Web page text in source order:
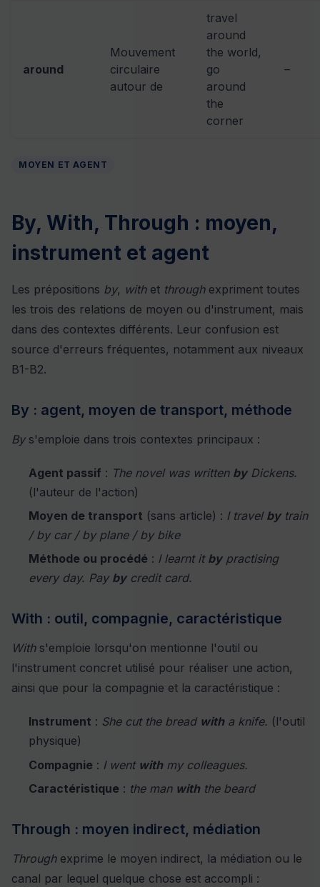
around
Mouvement
circulaire
autour de
travel
around
the world,
go
around
the
corner
–
MOYEN ET AGENT
By, With, Through : moyen,
instrument et agent
Les prépositions by, withet throughexpriment toutes
les trois des relations de moyen ou d'instrument, mais
dans des contextes différents. Leur confusion est
source d'erreurs fréquentes, notamment aux niveaux
B1-B2.
By : agent, moyen de transport, méthode
Bys'emploie dans trois contextes principaux :
Agent passif : The novel was written byDickens.
(l'auteur de l'action)
Moyen de transport (sans article) : I travel bytrain
/ by car / by plane / by bike
Méthode ou procédé : I learnt it bypractising
every day. Pay bycredit card.
With : outil, compagnie, caractéristique
Withs'emploie lorsqu'on mentionne l'outil ou
l'instrument concret utilisé pour réaliser une action,
ainsi que pour la compagnie et la caractéristique :
Instrument : She cut the bread witha knife. (l'outil
physique)
Compagnie : I went withmy colleagues.
Caractéristique : the man withthe beard
Through : moyen indirect, médiation
Throughexprime le moyen indirect, la médiation ou le
canal par lequel quelque chose est accompli :